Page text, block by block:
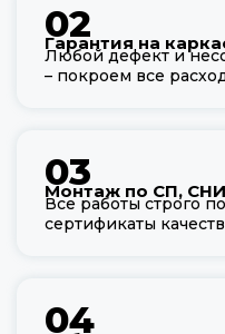
02
Гарантия на
Любой дефект и
– покроем все
03
Монтаж по СП,
Все работы строго
сертификаты
04